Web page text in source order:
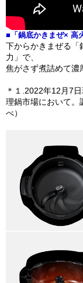
■「鍋底かきまぜ× 高
下からかきまぜる「
力」で、
焦がさず煮詰めて濃
＊１.2022年12月7
理鍋市場において。
べ）